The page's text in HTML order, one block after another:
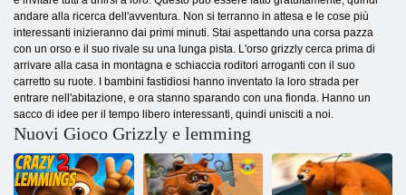
andare alla ricerca dell'avventura. Non si terranno in attesa e le cose più
interessanti inizieranno dai primi minuti. Stai aspettando una corsa pazza
con un orso e il suo rivale su una lunga pista. L'orso grizzly cerca prima di
arrivare alla casa in montagna e schiaccia roditori arroganti con il suo
carretto su ruote. I bambini fastidiosi hanno inventato la loro strada per
entrare nell'abitazione, e ora stanno sparando con una fionda. Hanno un
sacco di idee per il tempo libero interessanti, quindi unisciti a noi.
Nuovi Gioco Grizzly e lemming